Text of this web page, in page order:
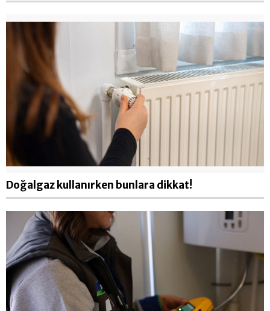
Doğalgaz kullanırken bunlara dikkat!